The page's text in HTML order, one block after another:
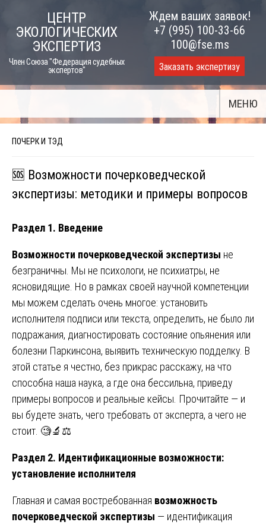
content
ЦЕНТР
ЭКОЛОГИЧЕСКИХ
ЭКСПЕРТИЗ
Член Союза "Федерация судебных
экспертов"
Ждем ваших заявок!
+7 (995) 100-33-66
100@fse.ms
Заказать экспертизу
МЕНЮ
ПОЧЕРК И ТЭД
🆘 Возможности почерковедческой
экспертизы: методики и примеры вопросов
Раздел 1. Введение
Возможности почерковедческой экспертизы не
безграничны. Мы не психологи, не психиатры, не
ясновидящие. Но в рамках своей научной компетенции
мы можем сделать очень многое: установить
исполнителя подписи или текста, определить, не было ли
подражания, диагностировать состояние опьянения или
болезни Паркинсона, выявить техническую подделку. В
этой статье я честно, без прикрас расскажу, на что
способна наша наука, а где она бессильна, приведу
примеры вопросов и реальные кейсы. Прочитайте — и
вы будете знать, чего требовать от эксперта, а чего не
стоит. 🧐🔬⚖️
Раздел 2. Идентификационные возможности:
установление исполнителя
Главная и самая востребованная возможность
почерковедческой экспертизы — идентификация